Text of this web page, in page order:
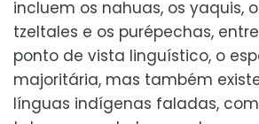
incluem os nahuas, os yaquis,
tzeltales e os purépechas,
ponto de vista linguístico, o
majoritária, mas também
línguas indígenas faladas,